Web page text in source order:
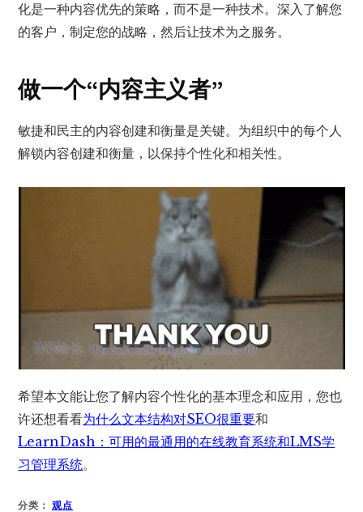
化是一种内容优先的策略，而不是一种技术。深入了解您
的客户，制定您的战略，然后让技术为之服务。
做一个“内容主义者”
敏捷和民主的内容创建和衡量是关键。为组织中的每个人
解锁内容创建和衡量，以保持个性化和相关性。
希望本文能让您了解内容个性化的基本理念和应用，您也
许还想看看为什么文本结构对SEO很重要和
LearnDash：可用的最通用的在线教育系统和LMS学
习管理系统。
分类：观点